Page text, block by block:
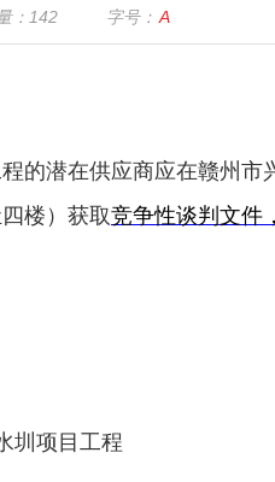
： 142 字号： A
的潜在供应商应在赣州市
楼） 获取竞争性谈判 文件
圳项目工程